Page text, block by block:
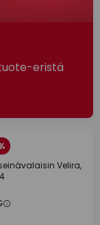
eristä
Velira,